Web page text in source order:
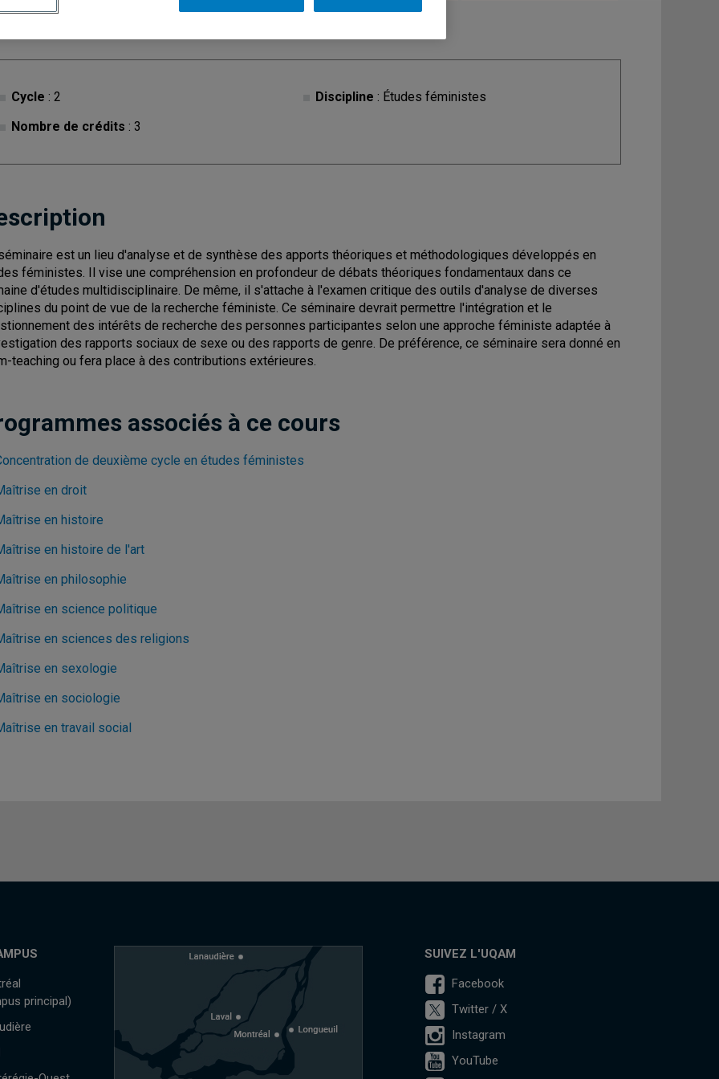
Cycle : 2
Nombre de crédits : 3
Discipline : Études féministes
est un lieu d'analyse et de synthèse des apports théoriques et méthodologiques développés en
féministes. Il vise une compréhension en profondeur de débats théoriques fondamentaux dans ce
d'études multidisciplinaire. De même, il s'attache à l'examen critique des outils d'analyse de diverses
du point de vue de la recherche féministe. Ce séminaire devrait permettre l'intégration et le
des intérêts de recherche des personnes participantes selon une approche féministe adaptée à
des rapports sociaux de sexe ou des rapports de genre. De préférence, ce séminaire sera donné en
teaching ou fera place à des contributions extérieures.
associés à ce cours
de deuxième cycle en études féministes
en droit
en histoire
en histoire de l'art
en philosophie
en science politique
en sciences des religions
en sexologie
en sociologie
en travail social
principal)
SUIVEZ L'UQAM
Facebook
Twitter / X
Instagram
YouTube